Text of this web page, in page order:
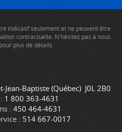
indicatif seulement et ne peuvent être
contractuelle. N'hésitez pas à nous
plus de détails.
C
o
n
t
C
a
m
i
Jean-Baptiste (Québec) J0L 2B0
1 800 363-4631
: 450 464-4631
: 514 667-0017